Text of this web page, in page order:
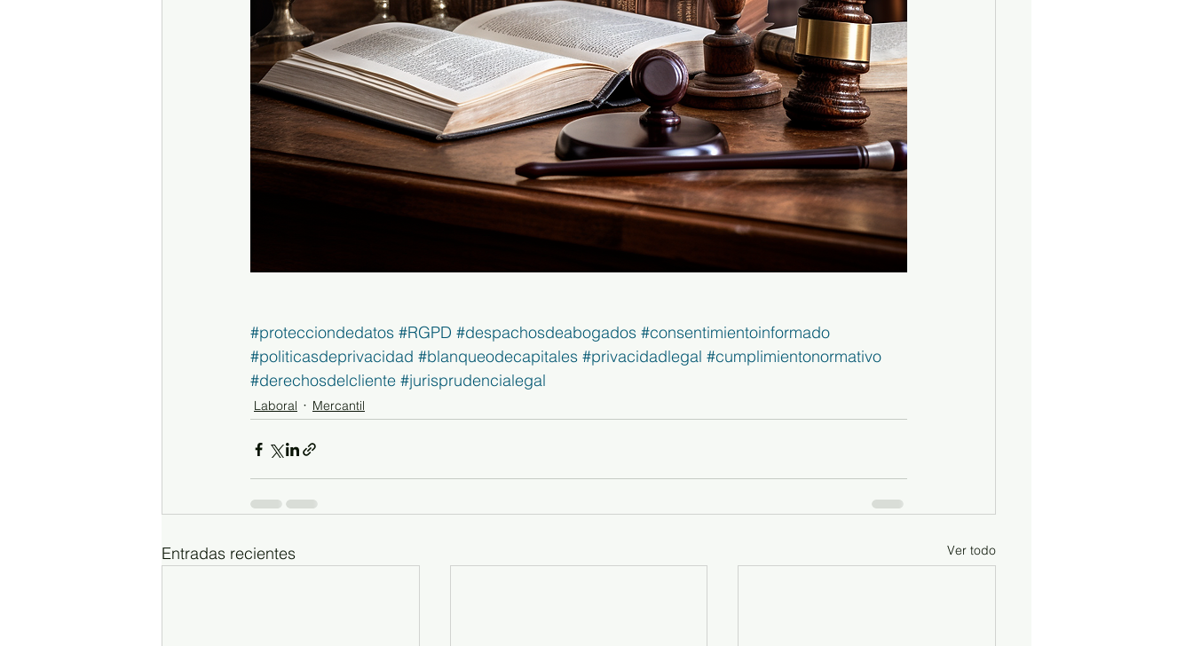
#protecciondedatos #RGPD #despachosdeabogados #consentimientoinformado
#politicasdeprivacidad #blanqueodecapitales #privacidadlegal #cumplimientonormativo
#derechosdelcliente #jurisprudencialegal
Laboral Mercantil
Entradas recientes Ver todo